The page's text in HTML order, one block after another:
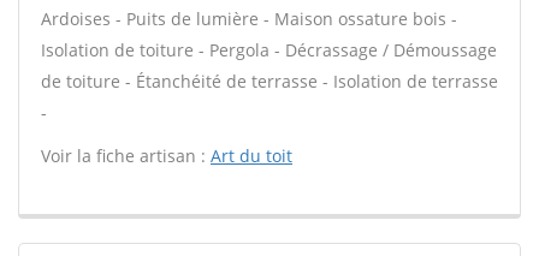
Ardoises - Puits de lumière - Maison ossature bois -
Isolation de toiture - Pergola - Décrassage / Démoussage
de toiture - Étanchéité de terrasse - Isolation de terrasse
-
Voir la fiche artisan : Art du toit